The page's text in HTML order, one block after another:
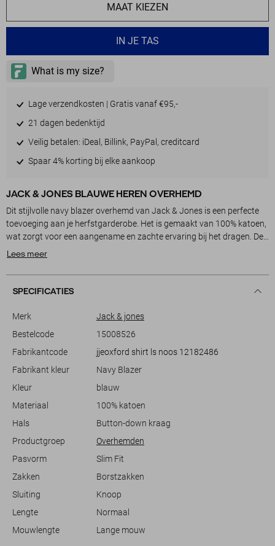
MAAT KIEZEN
IN JE TAS
Lage verzendkosten | Gratis vanaf €95,-
21 dagen bedenktijd
Veilig betalen: iDeal, Billink, PayPal, creditcard
Spaar 4% korting bij elke aankoop
JACK & JONES BLAUWE HEREN OVERHEMD
Dit stijlvolle navy blazer overhemd van Jack & Jones is een perfecte
toevoeging aan je herfstgarderobe. Het is gemaakt van 100% katoen,
wat zorgt voor een aangename en zachte ervaring bij het dragen. De
slim fit pasvorm geeft het overhemd een moderne uitstraling, terwijl
verfijnde look. De borstzak voegt een subtiel detail toe dat zowel
praktisch als modieus is. Dit overhemd is ideaal voor informele
Met zijn tijdloze navy kleur kun je dit Jack & Jones overhemd
een nette pantalon voor een smart-casual look, of een eenvoudige
jeans voor een relaxte avond, dit overhemd doet het altijd goed.
Dankzij de lange mouwen en normale lengte blijf je stijlvol en
of een etentje plant, dit overhemd is altijd een goede keuze.
Lees meer
SPECIFICATIES
Merk
Jack & jones
Bestelcode
15008526
Fabrikantcode
jjeoxford shirt ls noos 12182486
Fabrikant kleur
Navy Blazer
Kleur
blauw
Materiaal
100% katoen
Hals
Button-down kraag
Productgroep
Overhemden
Pasvorm
Slim Fit
Zakken
Borstzakken
Sluiting
Knoop
Lengte
Normaal
Mouwlengte
Lange mouw